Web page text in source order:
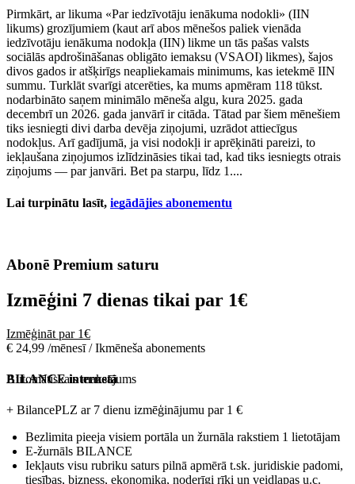
Pirmkārt, ar likuma «Par iedzīvotāju ienākuma nodokli» (IIN
likums) grozījumiem (kaut arī abos mēnešos paliek vienāda
iedzīvotāju ienākuma nodokļa (IIN) likme un tās pašas valsts
sociālās apdrošināšanas obligāto iemaksu (VSAOI) likmes), šajos
divos gados ir atšķirīgs neapliekamais minimums, kas ietekmē IIN
summu. Turklāt svarīgi atcerēties, ka mums apmēram 118 tūkst.
nodarbināto saņem minimālo mēneša algu, kura 2025. gada
decembrī un 2026. gada janvārī ir citāda. Tātad par šiem mēnešiem
tiks iesniegti divi darba devēja ziņojumi, uzrādot attiecīgus
nodokļus. Arī gadījumā, ja visi nodokļi ir aprēķināti pareizi, to
iekļaušana ziņojumos izlīdzināsies tikai tad, kad tiks iesniegts otrais
ziņojums — par janvāri. Bet pa starpu, līdz 1....
Lai turpinātu lasīt, iegādājies abonementu
Abonē Premium saturu
Izmēģini 7 dienas tikai par 1€
Izmēģināt par 1€
€ 24,99 /mēnesī / Ikmēneša abonements
Automātiskais maksājums
BILANCE internetā
+ BilancePLZ ar 7 dienu izmēģinājumu par 1 €
Bezlimita pieeja visiem portāla un žurnāla rakstiem 1 lietotājam
E-žurnāls BILANCE
Iekļauts visu rubriku saturs pilnā apmērā t.sk. juridiskie padomi,
tiesības, bizness, ekonomika, noderīgi rīki un veidlapas u.c.